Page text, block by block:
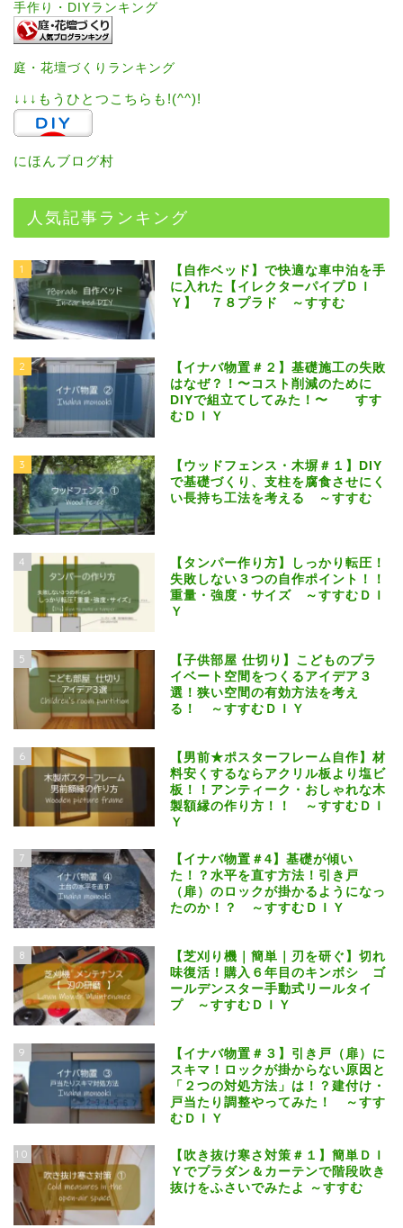
手作り・DIYランキング
庭・花壇づくりランキング
↓↓↓もうひとつこちらも!(^^)!
にほんブログ村
人気記事ランキング
1
【自作ベッド】で快適な車中泊を手
に入れた【イレクターパイプＤＩ
Ｙ】 ７８プラド ～すすむ
2
【イナバ物置＃２】基礎施工の失敗
はなぜ？！〜コスト削減のために
DIYで組立てしてみた！〜 すす
むＤＩＹ
3
【ウッドフェンス・木塀＃１】DIY
で基礎づくり、支柱を腐食させにく
い長持ち工法を考える ～すすむ
4
【タンパー作り方】しっかり転圧！
失敗しない３つの自作ポイント！！
重量・強度・サイズ ～すすむＤＩ
Ｙ
5
【子供部屋 仕切り】こどものプラ
イベート空間をつくるアイデア３
選！狭い空間の有効方法を考え
る！ ～すすむＤＩＹ
6
【男前★ポスターフレーム自作】材
料安くするならアクリル板より塩ビ
板！！アンティーク・おしゃれな木
製額縁の作り方！！ ～すすむＤＩ
Ｙ
7
【イナバ物置＃4】基礎が傾い
た！？水平を直す方法！引き戸
（扉）のロックが掛かるようになっ
たのか！？ ～すすむＤＩＹ
8
【芝刈り機｜簡単｜刃を研ぐ】切れ
味復活！購入６年目のキンボシ ゴ
ールデンスター手動式リールタイ
プ ～すすむＤＩＹ
9
【イナバ物置＃３】引き戸（扉）に
スキマ！ロックが掛からない原因と
「２つの対処方法」は！？建付け・
戸当たり調整やってみた！ ～すす
むＤＩＹ
10
【吹き抜け寒さ対策＃１】簡単ＤＩ
Ｙでプラダン＆カーテンで階段吹き
抜けをふさいでみたよ ～すすむ